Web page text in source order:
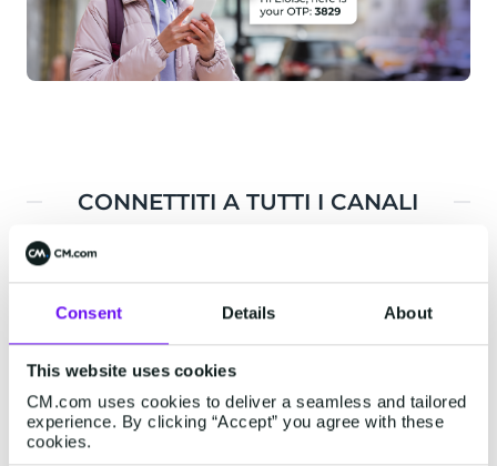
Consent Details About
This website uses cookies
CM.com uses cookies to deliver a seamless and tailored
experience. By clicking “Accept” you agree with these
cookies.
CONNETTITI A TUTTI I CANALI